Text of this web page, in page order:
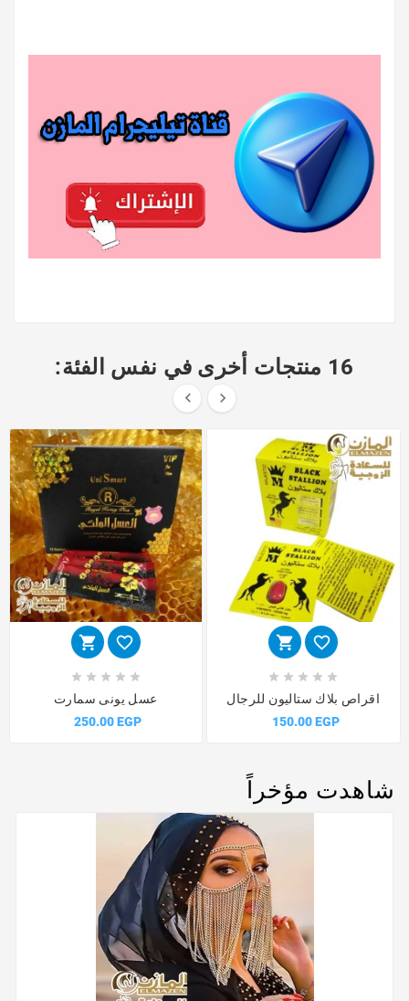
16 منتجات أخرى في نفس الفئة:
 
 
    
عسل يونى سمارت
250.00 EGP
 
    
اقراص بلاك ستاليون للرجال
150.00 EGP
شاهدت مؤخراً